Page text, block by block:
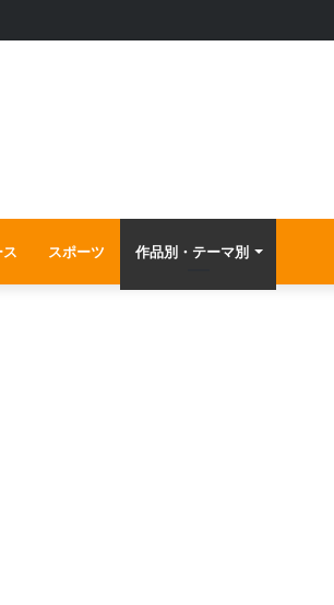
☆すたの例を見る〜
スポーツ 作品別・テーマ別